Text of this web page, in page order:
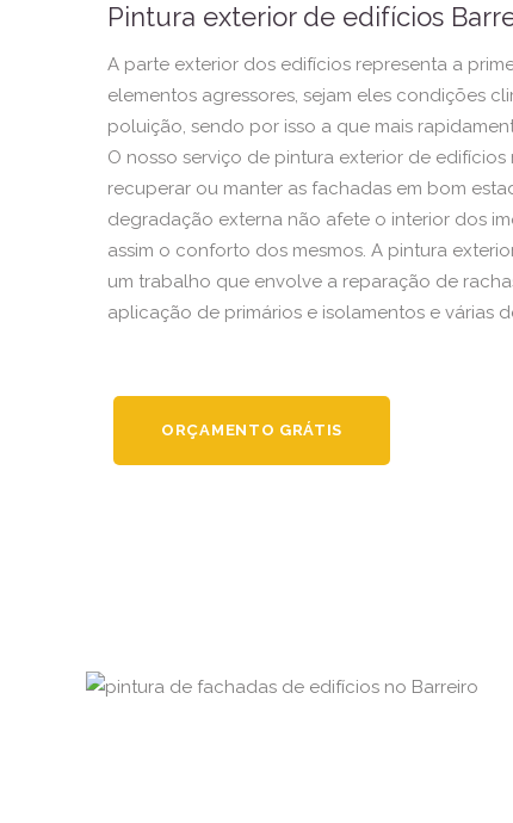
Pintura exterior de edifícios
A parte exterior dos edifícios representa a
elementos agressores, sejam eles condições
poluição, sendo por isso a que mais
O nosso serviço de pintura exterior de edifícios
recuperar ou manter as fachadas em bom
degradação externa não afete o interior dos
assim o conforto dos mesmos. A pintura
um trabalho que envolve a reparação de
aplicação de primários e isolamentos e várias
ORÇAMENTO GRÁTIS